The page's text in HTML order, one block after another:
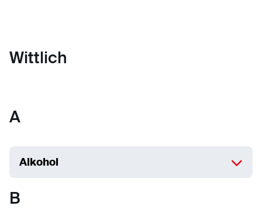
Wittlich
A
Alkohol
B
Statistiken